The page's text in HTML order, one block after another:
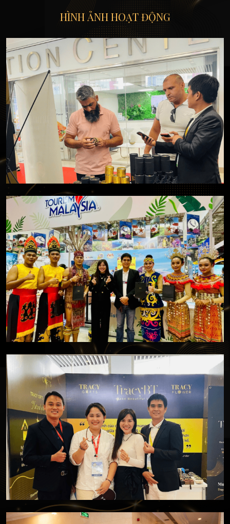
HÌNH ẢNH HOẠT ĐỘNG
Khách hàng quốc tế (Nhật, Hàn, Mỹ, Anh, Trung
Đông,...) quan tâm đến các sản phẩm trầm hương cao
cấp Tracy Gifts sản xuất & phân phối
Trầm hương Tracy Gifts Việt Nam vươn ra Thế Giới
Sản phẩm trầm hương Tracy Gifts - TOP 100 doanh
nghiệp đại diện tham gia triễn lãm ITE HCMC (Show